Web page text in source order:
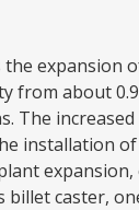
expansion
from about
The
installation
expansion,
billet caster,